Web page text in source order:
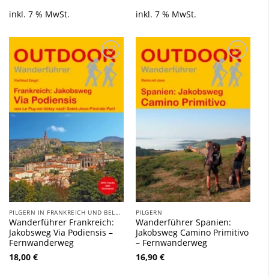
inkl. 7 % MwSt. inkl. 7 % MwSt.
Zu
Wunschliste
hinzufügen
PILGERN IN FRANKREICH UND BELGIEN
Wanderführer Frankreich:
Jakobsweg Via Podiensis –
Fernwanderweg
18,00 €
Zu
Wunschliste
hinzufügen
PILGERN
Wanderführer Spanien:
Jakobsweg Camino Primitivo
– Fernwanderweg
16,90 €